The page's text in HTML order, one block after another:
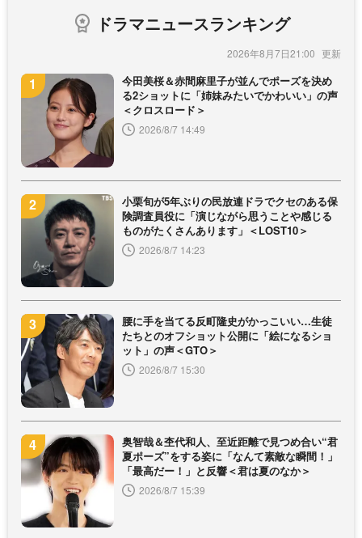
ドラマニュースランキング
2026年8月7日21:00
今田美桜＆赤間麻里子が並んでポーズを決め
る2ショットに「姉妹みたいでかわいい」の声
＜クロスロード＞
2026/8/7 14:49
小栗旬が5年ぶりの民放連ドラでクセのある保
険調査員役に「演じながら思うことや感じる
ものがたくさんあります」＜LOST10＞
2026/8/7 14:23
腰に手を当てる反町隆史がかっこいい…生徒
たちとのオフショット公開に「絵になるショ
ット」の声＜GTO＞
2026/8/7 15:30
奥智哉＆杢代和人、至近距離で見つめ合い“君
夏ポーズ”をする姿に「なんて素敵な瞬間！」
「最高だー！」と反響＜君は夏のなか＞
2026/8/7 15:39